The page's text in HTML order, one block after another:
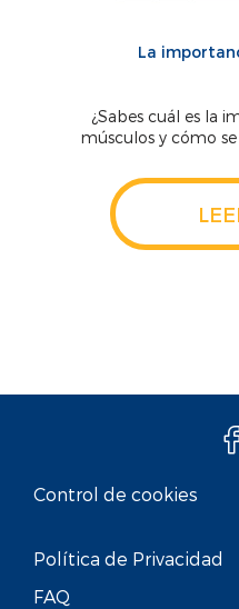
La
¿Sabes cuál es la
músculos y cómo
Control de cookies
Política de Privacidad
FAQ